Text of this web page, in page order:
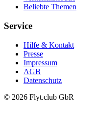
Beliebte Themen
Service
Hilfe & Kontakt
Presse
Impressum
AGB
Datenschutz
© 2026 Flyt.club GbR